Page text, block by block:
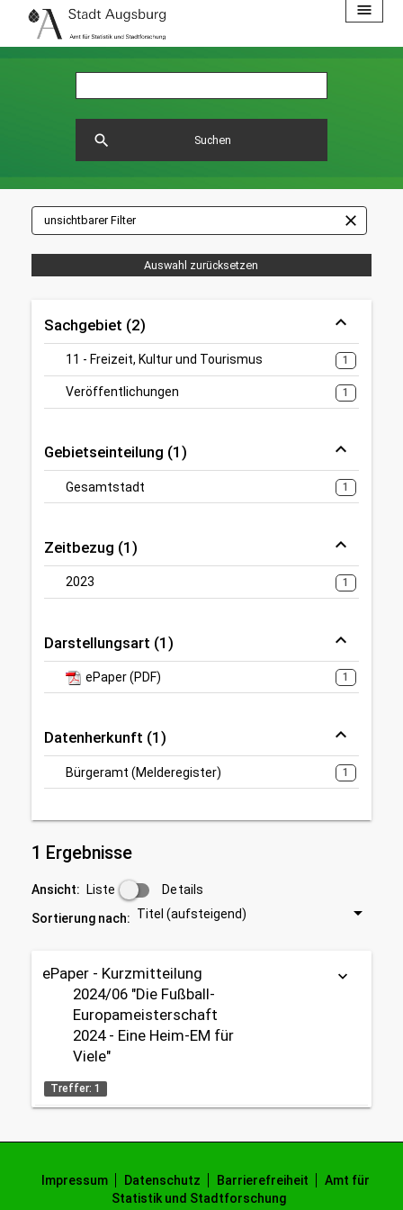
menu
Suchen
search
unsichtbarer Filter close
Auswahl zurücksetzen
Sachgebiet (2)
11 - Freizeit, Kultur und Tourismus 1
Veröffentlichungen 1
Gebietseinteilung (1)
Gesamtstadt 1
Zeitbezug (1)
2023 1
Darstellungsart (1)
ePaper (PDF) 1
Datenherkunft (1)
Bürgeramt (Melderegister) 1
1 Ergebnisse
Ansicht: Liste Details
Sortierung nach: Titel (aufsteigend)
ePaper - Kurzmitteilung
2024/06 "Die Fußball-
Europameisterschaft
2024 - Eine Heim-EM für
Viele"
Treffer: 1
keyboard_arrow_down
ePaper (PDF)
Datenherkunft: Bürgeramt (Melderegister)
Impressum Datenschutz Barrierefreiheit
Amt für
Statistik und Stadtforschung